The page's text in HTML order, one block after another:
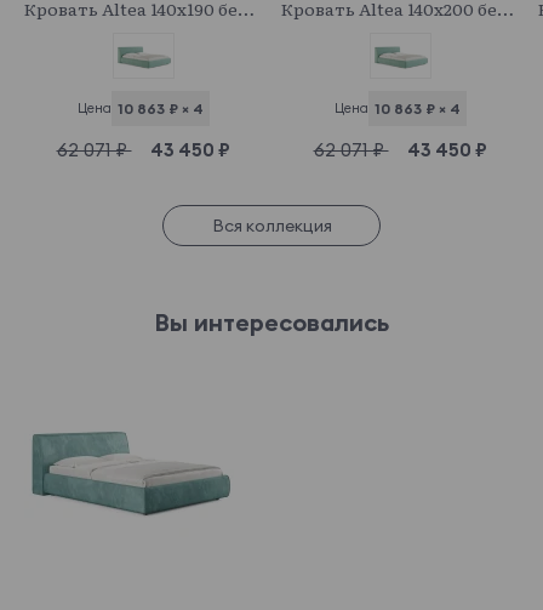
Кровать Altea 140x190 без основания и подъемного механизма
Цена 10 863 ₽ × 4
62 071 ₽ 43 450 ₽
Кровать Altea 140x200 без основания и подъемного механизма
Цена 10 863 ₽ × 4
62 071 ₽ 43 450 ₽
Вся коллекция
Вы интересовались